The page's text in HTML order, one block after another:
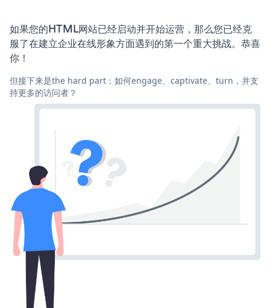
如果您的HTML网站已经启动并开始运营，那么您已经克
服了在建立企业在线形象方面遇到的第一个重大挑战。恭喜
你！
但接下来是the hard part：如何engage、captivate、turn，并支
持更多的访问者？